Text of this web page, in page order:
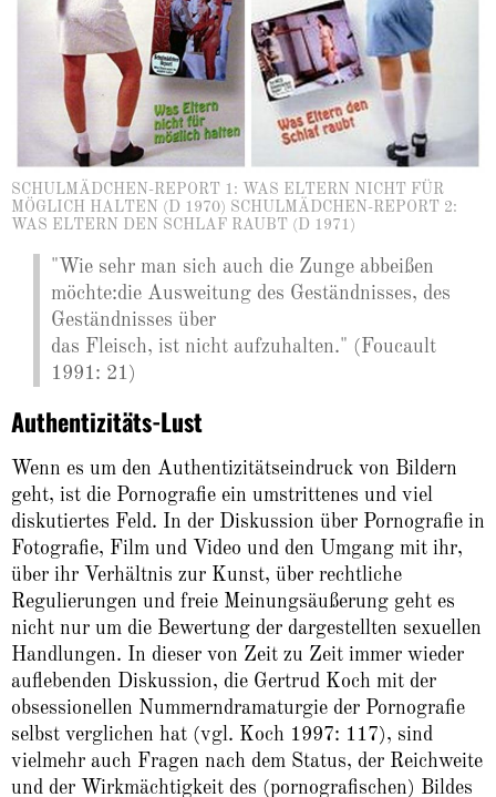
SCHULMÄDCHEN-REPORT 1: WAS ELTERN NICHT FÜR
MÖGLICH HALTEN (D 1970) SCHULMÄDCHEN-REPORT 2:
WAS ELTERN DEN SCHLAF RAUBT (D 1971)
"Wie sehr man sich auch die Zunge abbeißen
möchte:die Ausweitung des Geständnisses, des
Geständnisses über
das Fleisch, ist nicht aufzuhalten." (Foucault
1991: 21)
Authentizitäts-Lust
Wenn es um den Authentizitätseindruck von Bildern
geht, ist die Pornografie ein umstrittenes und viel
diskutiertes Feld. In der Diskussion über Pornografie in
Fotografie, Film und Video und den Umgang mit ihr,
über ihr Verhältnis zur Kunst, über rechtliche
Regulierungen und freie Meinungsäußerung geht es
nicht nur um die Bewertung der dargestellten sexuellen
Handlungen. In dieser von Zeit zu Zeit immer wieder
auflebenden Diskussion, die Gertrud Koch mit der
obsessionellen Nummerndramaturgie der Pornografie
selbst verglichen hat (vgl. Koch 1997: 117), sind
vielmehr auch Fragen nach dem Status, der Reichweite
und der Wirkmächtigkeit des (pornografischen) Bildes